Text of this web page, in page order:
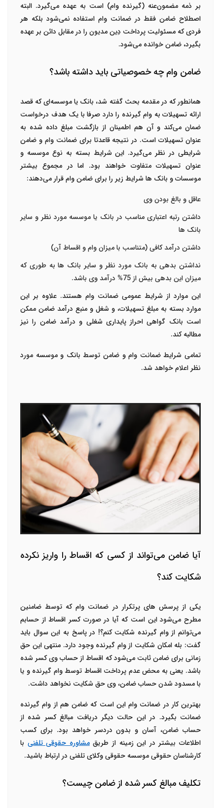
بر ذمه مضمون‌عنه (گیرنده وام) است به عهده می‌گیرد. البته
اصطلاح ضامن فقط درضمانت واماستفاده نمی‌شود بلکه هر
فردی که مسئولیت پرداخت دِین مدیون را در مقابل دائن بر عهده
بگیرد، ضامن خوانده می‌شود.
ضامن وام چه خصوصیاتی باید داشته باشد؟
همانطور که در مقدمه بحث گفته شد، بانک یا موسسه‌ای که قصد
ارائه تسهیلات به وام گیرنده را دارد صرفا با یک هدف درخواست
ضمان می‌کند و آن هم اطمینان از بازگشت مبلغ داده شده به
عنوان تسهیلات است. در نتیجه قاعدتا برایضمانت وام و ضامن
شرایطی در نظر می‌گیرد. این شرایط بسته به نوع موسسه و
عنوان تسهیلات متفاوت خواهند بود. اما در مجموع بیشتر
موسسات و بانک ها شرایط زیر را برای ضامن وام قرار می‌دهند:
عاقل و بالغ بودن وی
داشتن رتبه اعتباری مناسب در بانک یا موسسه مورد نظر و سایر
بانک ها
داشتن درآمد کافی (متناسب با میزان وام و اقساط آن)
نداشتن بدهی به بانک مورد نظر و سایر بانک ها به طوری که
میزان این بدهی بیش از 75% درآمد وی باشد.
این موارد از شرایط عمومی ضمانت وام هستند. علاوه بر این
موارد بسته به مبلغ تسهیلات، و شغل و منبع درآمد ضامن ممکن
است بانک گواهی احراز پایداری شغلی و درآمد ضامن را نیز
مطالبه کند.
تمامی شرایطضمانت وامو ضامن توسط بانک و موسسه مورد
نظر اعلام خواهد شد.
آیا ضامن می‌تواند از کسی که اقساط را واریز نکرده
شکایت کند؟
یکی از پرسش های پرتکرار در ضمانت وامکه توسط ضامنین
مطرح می‌شود این است که آیا در صورت کسر اقساط از حسابم
می‌توانم از وام گیرنده شکایت کنم؟! در پاسخ به این سوال باید
گفت: بله امکان شکایت از وام گیرنده وجود دارد. منتهی این حق
زمانی برای ضامن ثابت می‌شود که اقساط از حساب وی کسر شده
باشد. یعنی به محض عدم پرداخت اقساط توسط وام گیرنده و یا
با مسدود شدن حساب ضامن، وی حق شکایت نخواهد داشت.
بهترین کار در ضمانت وام این است که ضامن هم از وام گیرنده
ضمانت بگیرد. در این حالت دیگر دریافت مبالغ کسر شده از
حساب ضامن، آسان و بدون دردسر خواهد بود. برای کسب
اطلاعات بیشتر در این زمینه از طریقمشاوره حقوقی تلفنی با
کارشناسان حقوقی موسسه حقوقی وکلای تلفنی در ارتباط باشید.
تکلیف مبالغ کسر شده از ضامن چیست؟